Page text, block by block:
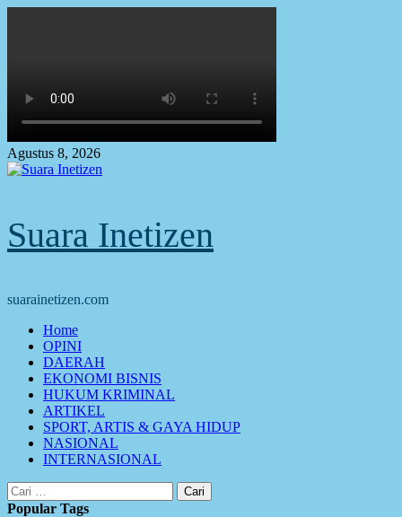
Agustus 8, 2026
Suara Inetizen
suarainetizen.com
Primary
Menu
Home
OPINI
DAERAH
EKONOMI BISNIS
HUKUM KRIMINAL
ARTIKEL
SPORT, ARTIS & GAYA HIDUP
NASIONAL
INTERNASIONAL
Cari
untuk:
Popular Tags